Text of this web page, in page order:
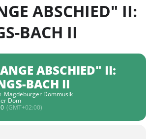
ABSCHIED" II:
BACH II
ABSCHIED" II:
BACH II
Magdeburger Dommusik
Dom
(GMT+02:00)